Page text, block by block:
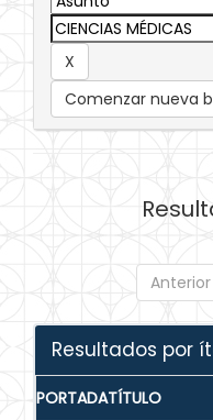
Comenzar nueva
Anterior
Resultados por
PORTADATÍTULO